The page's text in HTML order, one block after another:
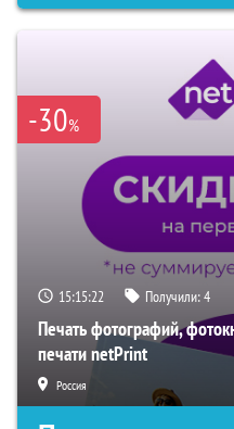
-30%
15:15:21 Получили:4
Печать фотографий,
печати netPrint
Россия